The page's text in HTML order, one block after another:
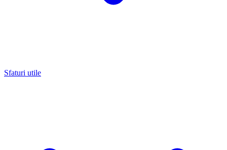
Sfaturi utile